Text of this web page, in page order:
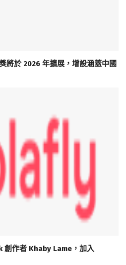
將於 2026 年擴展，增設涵蓋中國
創作者 Khaby Lame，加入